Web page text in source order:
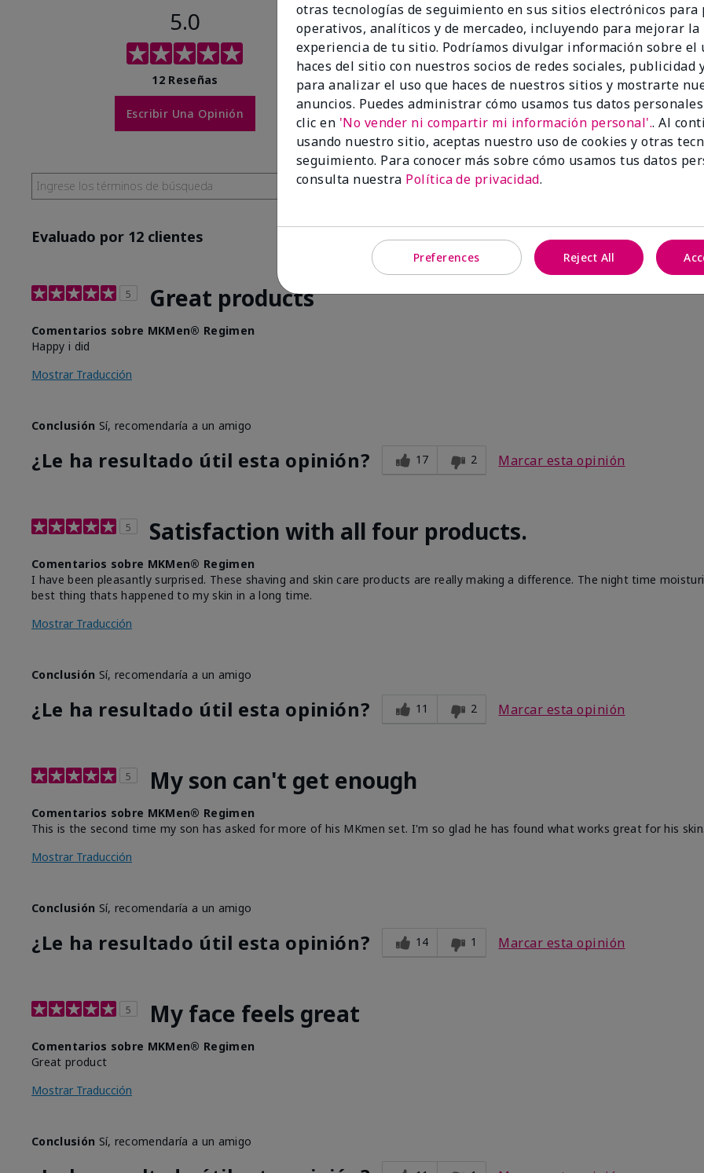
5.0
12 Reseñas
Escribir Una Opinión
100%
de los encuestados
recomendaría a un
amigo.
Evaluado por 12 clientes
5 Great products
Comentarios sobre MKMen® Regimen
Happy i did
Mostrar Traducción
Conclusión Sí, recomendaría a un amigo
¿Le ha resultado útil esta opinión? 17 2 Marcar esta opinión
5 Satisfaction with all four products.
Comentarios sobre MKMen® Regimen
I have been pleasantly surprised. These shaving and skin care products are really making a difference. The night time
best thing thats happened to my skin in a long time.
Mostrar Traducción
Conclusión Sí, recomendaría a un amigo
¿Le ha resultado útil esta opinión? 11 2 Marcar esta opinión
5 My son can't get enough
Comentarios sobre MKMen® Regimen
This is the second time my son has asked for more of his MKmen set. I'm so glad he has found what works great for his skin.
Mostrar Traducción
Conclusión Sí, recomendaría a un amigo
¿Le ha resultado útil esta opinión? 14 1 Marcar esta opinión
5 My face feels great
Comentarios sobre MKMen® Regimen
Great product
Mostrar Traducción
Conclusión Sí, recomendaría a un amigo
otras tecnologías de seguimiento en sus sitios electrónicos para
operativos, analíticos y de mercadeo, incluyendo para mejorar la
experiencia de tu sitio. Podríamos divulgar información sobre el
haces del sitio con nuestros socios de redes sociales, publicidad
para analizar el uso que haces de nuestros sitios y mostrarte
anuncios. Puedes administrar cómo usamos tus datos
clic en 'No vender ni compartir mi información personal'.. Al
usando nuestro sitio, aceptas nuestro uso de cookies y otras
seguimiento. Para conocer más sobre cómo usamos tus datos
consulta nuestra Política de privacidad.
Preferences Reject All